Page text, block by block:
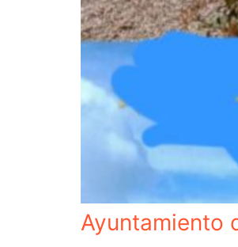
Ayuntamiento